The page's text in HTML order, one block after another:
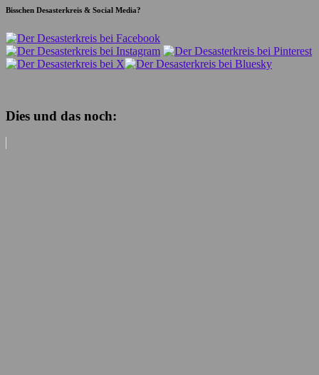
Bisschen Desasterkreis & Social Media?
Dies und das noch: